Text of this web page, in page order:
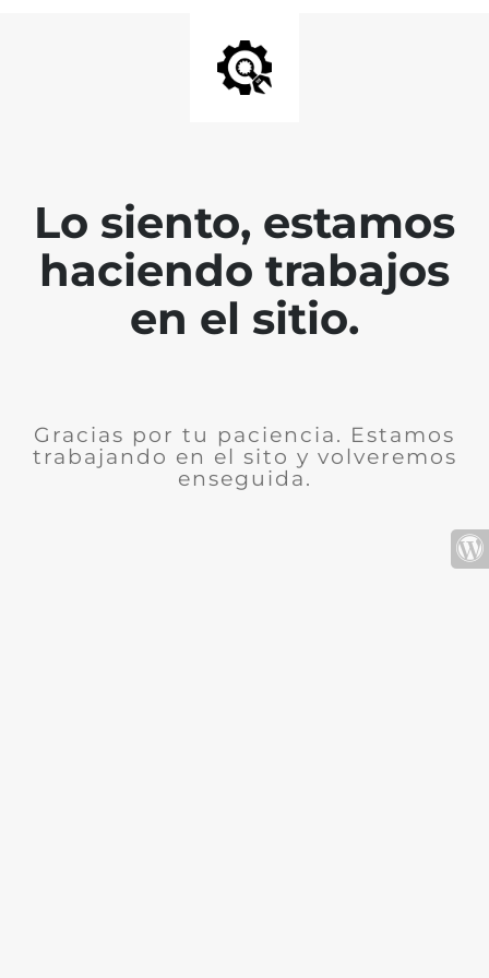
Lo siento, estamos
haciendo trabajos
en el sitio.
Gracias por tu paciencia. Estamos
trabajando en el sito y volveremos
enseguida.